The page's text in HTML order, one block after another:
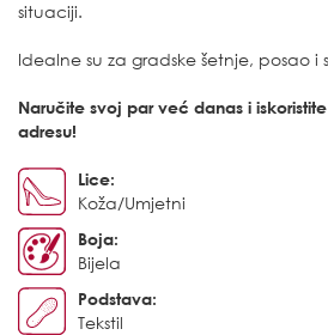
situaciji.
Idealne su za gradske šetnje, posao
Naručite svoj par već danas i
adresu!
Lice:
Koža/Umjetni
Boja:
Bijela
Podstava:
Tekstil